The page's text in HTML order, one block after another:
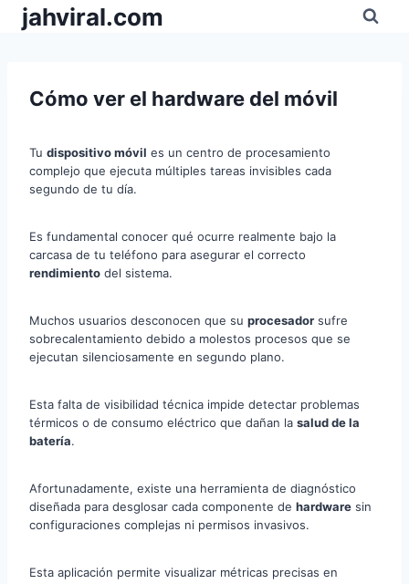
Pular
parajahviral.com
Cómo ver el hardware del móvil
Tu dispositivo móvil es un centro de procesamiento
complejo que ejecuta múltiples tareas invisibles cada
segundo de tu día.
Es fundamental conocer qué ocurre realmente bajo la
carcasa de tu teléfono para asegurar el correcto
rendimiento del sistema.
Muchos usuarios desconocen que su procesador sufre
sobrecalentamiento debido a molestos procesos que se
ejecutan silenciosamente en segundo plano.
Esta falta de visibilidad técnica impide detectar problemas
térmicos o de consumo eléctrico que dañan la salud de la
batería.
Afortunadamente, existe una herramienta de diagnóstico
diseñada para desglosar cada componente de hardware sin
configuraciones complejas ni permisos invasivos.
Esta aplicación permite visualizar métricas precisas en